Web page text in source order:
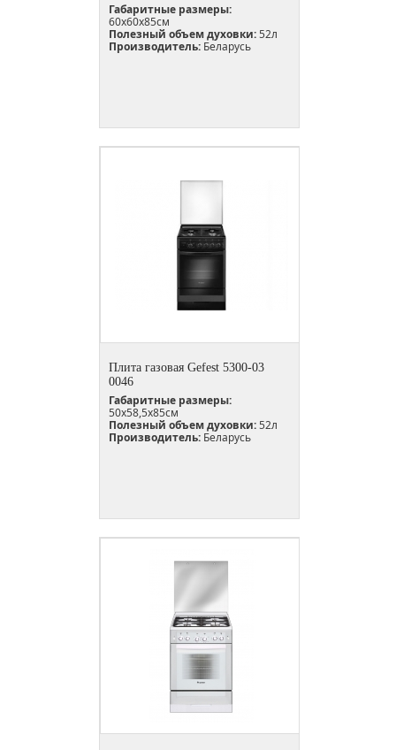
Габаритные размеры:
60х60х85см
Полезный объем духовки:52л
Производитель: Беларусь
Плита газовая Gefest 5300-03
0046
Габаритные размеры:
50x58,5x85см
Полезный объем духовки:52л
Производитель: Беларусь